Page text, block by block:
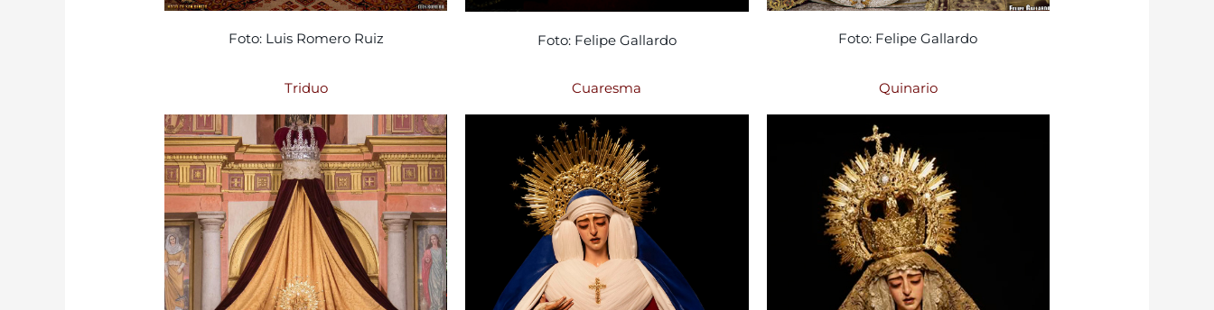
Foto: Luis Romero Ruiz Foto: Felipe Gallardo Foto: Felipe Gallardo
Triduo Cuaresma Quinario